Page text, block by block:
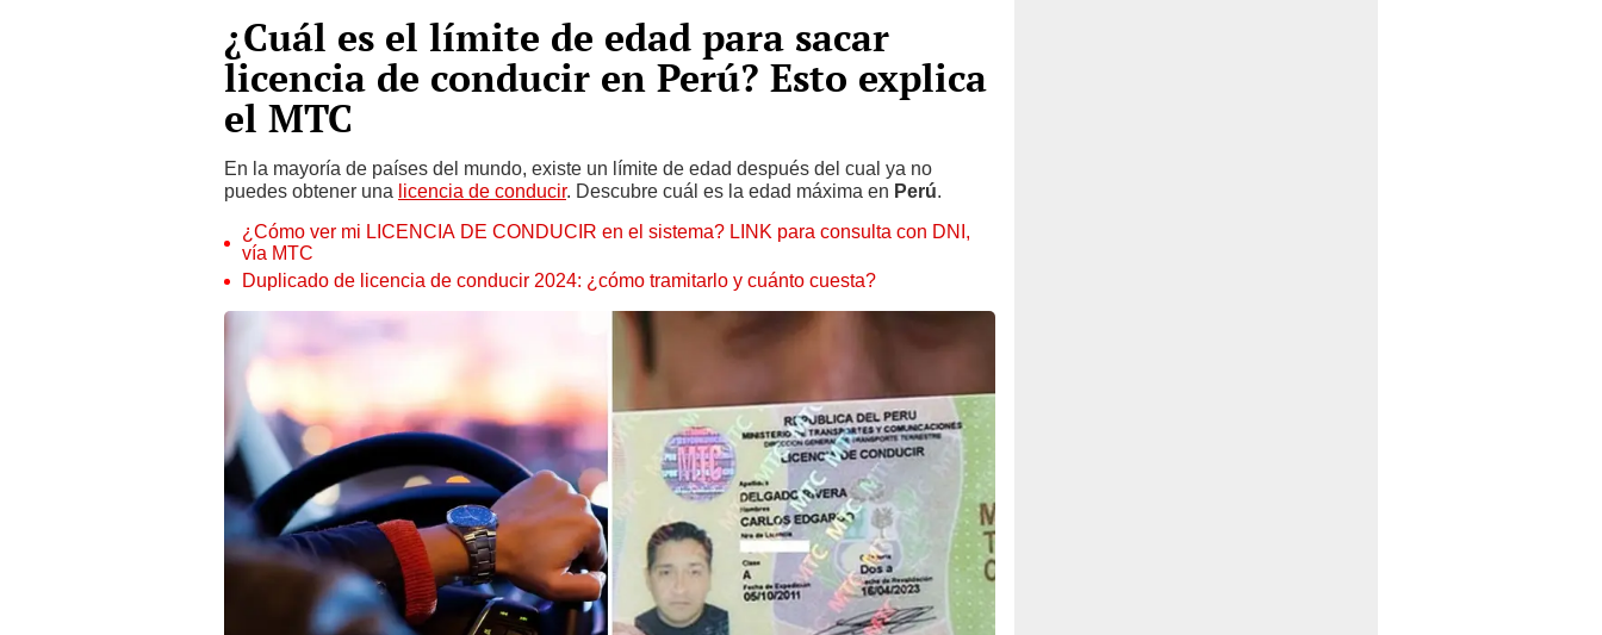
¿Cuál es el límite de edad para sacar
licencia de conducir en Perú? Esto explica
el MTC
En la mayoría de países del mundo, existe un límite de edad después del cual ya no
puedes obtener una licencia de conducir. Descubre cuál es la edad máxima en Perú.
¿Cómo ver mi LICENCIA DE CONDUCIR en el sistema? LINK para consulta con DNI,
vía MTC
Duplicado de licencia de conducir 2024: ¿cómo tramitarlo y cuánto cuesta?